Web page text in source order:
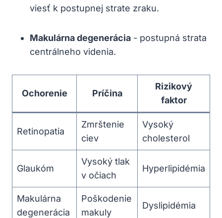
viesť k postupnej‌ strate zraku.
Makulárna degenerácia -‍ postupná strata
centrálneho videnia.
Ochorenie Príčina
Rizikový
faktor
Retinopatia
Zmrštenie
ciev
Vysoký
cholesterol
Glaukóm
Vysoký tlak
v očiach
Hyperlipidémia
Makulárna
degenerácia
Poškodenie
makuly
Dyslipidémia